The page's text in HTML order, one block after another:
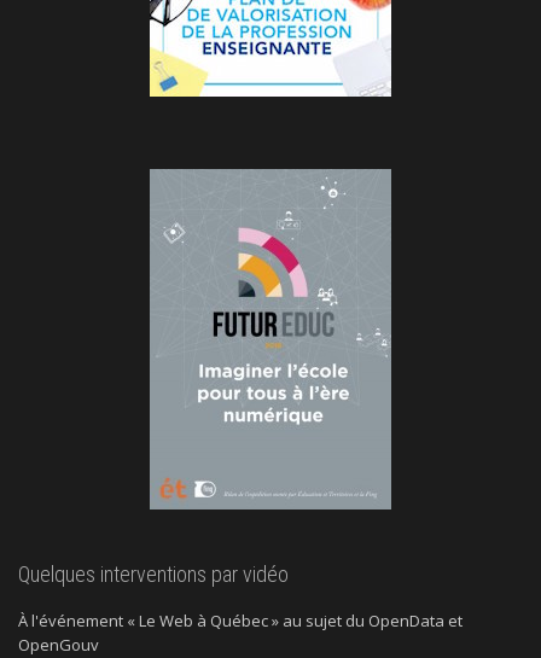
Quelques interventions par vidéo
À l'événement « Le Web à Québec » au sujet du OpenData et
OpenGouv